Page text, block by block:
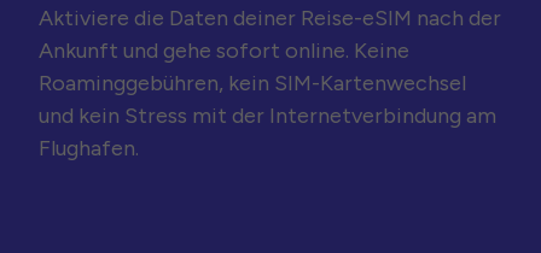
Aktiviere die Daten deiner Reise-eSIM nach der
Ankunft und gehe sofort online. Keine
Roaminggebühren, kein SIM-Kartenwechsel
und kein Stress mit der Internetverbindung am
Flughafen.